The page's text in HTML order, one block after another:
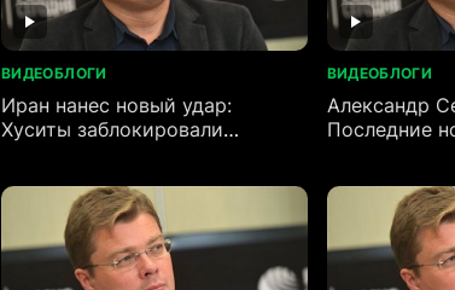
ВИДЕОБЛОГИ
Иран нанес новый удар:
Хуситы заблокировали
ВИДЕОБЛОГИ
Александр
Последние